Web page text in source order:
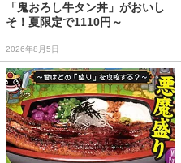
「鬼おろし牛タン丼」がおいし
そ！夏限定で1110円～
2026年8月5日